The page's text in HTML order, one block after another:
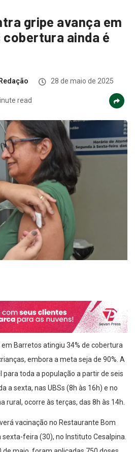
gripe avança em
ainda é
Redação 28 de maio de 2025
read
Barretos atingiu 34% de cobertura
embora a meta seja de 90%. A
toda a população a partir de seis
a sexta, nas UBSs (8h às 16h) e no
rural, ocorre às terças, das 8h às 14h.
vacinação no Restaurante Bom
sexta-feira (30), no Instituto Cesalpina.